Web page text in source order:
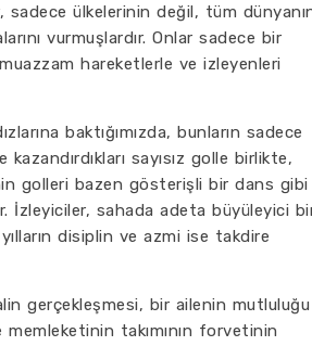
sadece ülkelerinin değil, tüm
vurmuşlardır. Onlar sadece bir
hareketlerle ve izleyenleri
baktığımızda, bunların sadece
sayısız golle birlikte,
golleri bazen gösterişli bir dans gibi
sahada adeta büyüleyici
disiplin ve azmi ise takdire
gerçekleşmesi, bir ailenin mutluluğu
takımının forvetinin